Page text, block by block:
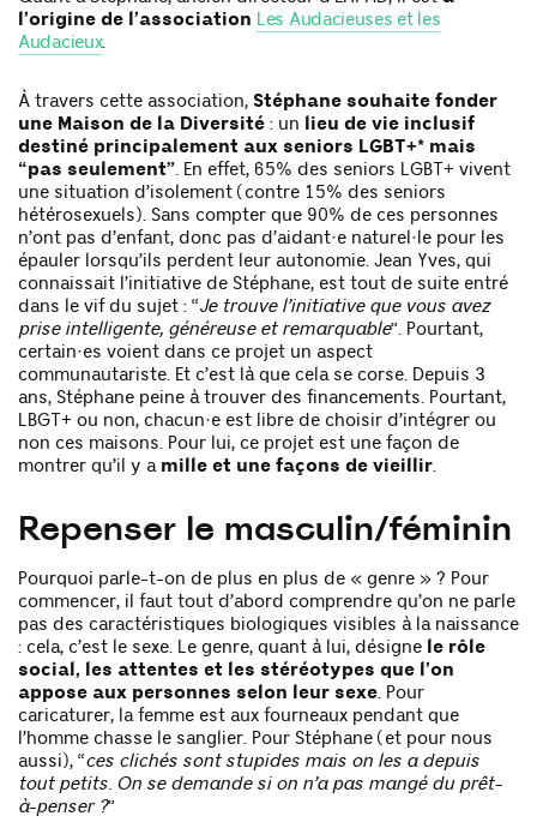
l’origine de l’association Les Audacieuses et les
Audacieux.
À travers cette association, Stéphane souhaite fonder
une Maison de la Diversité : un lieu de vie inclusif
destiné principalement aux seniors LGBT+* mais
“pas seulement”. En effet, 65% des seniors LGBT+ vivent
une situation d’isolement (contre 15% des seniors
hétérosexuels). Sans compter que 90% de ces personnes
n’ont pas d’enfant, donc pas d’aidant·e naturel·le pour les
épauler lorsqu’ils perdent leur autonomie. Jean Yves, qui
connaissait l’initiative de Stéphane, est tout de suite entré
dans le vif du sujet : “Je trouve l’initiative que vous avez
prise intelligente, généreuse et remarquable”. Pourtant,
certain·es voient dans ce projet un aspect
communautariste. Et c’est là que cela se corse. Depuis 3
ans, Stéphane peine à trouver des financements. Pourtant,
LBGT+ ou non, chacun·e est libre de choisir d’intégrer ou
non ces maisons. Pour lui, ce projet est une façon de
montrer qu’il y a mille et une façons de vieillir.
Repenser le masculin/féminin
Pourquoi parle-t-on de plus en plus de « genre » ? Pour
commencer, il faut tout d’abord comprendre qu’on ne parle
pas des caractéristiques biologiques visibles à la naissance
: cela, c’est le sexe. Le genre, quant à lui, désigne le rôle
social, les attentes et les stéréotypes que l’on
appose aux personnes selon leur sexe. Pour
caricaturer, la femme est aux fourneaux pendant que
l’homme chasse le sanglier. Pour Stéphane (et pour nous
aussi), “ces clichés sont stupides mais on les a depuis
tout petits. On se demande si on n’a pas mangé du prêt-
à-penser ?”